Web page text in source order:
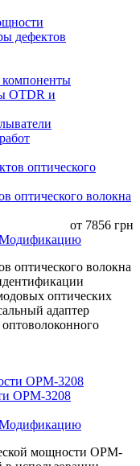
дефектов
OTDR и
оптического волокна
от 7856 грн
оптического волокна
оптических
адаптер
OPM-3208
мощности OPM-